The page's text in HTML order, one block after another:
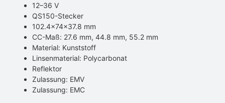
12–36 V
QS150-Stecker
102.4x74x37.8 mm
CC-Maß: 27.6 mm, 44.8 mm, 55.2 mm
Material: Kunststoff
Linsenmaterial: Polycarbonat
Reflektor
Zulassung: EMV
Zulassung: EMC